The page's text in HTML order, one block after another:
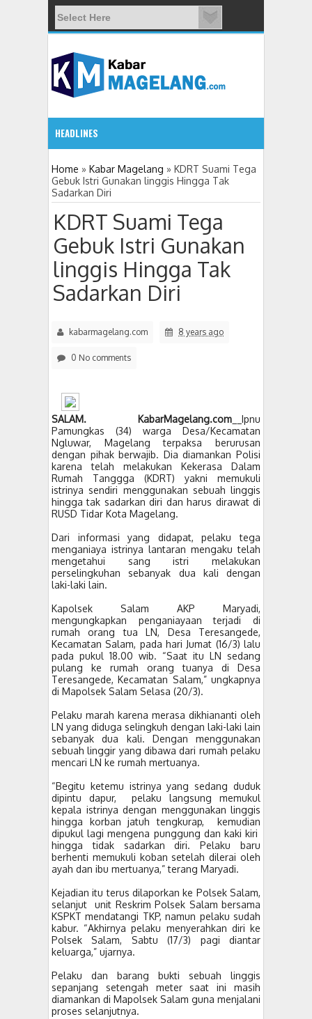
HEADLINES
09:08 AM
Wali Kota Magelang: Warga Bukan Sekadar Objek Pe
Home » Kabar Magelang » KDRT Suami Tega
Gebuk Istri Gunakan linggis Hingga Tak
Sadarkan Diri
KDRT Suami Tega
Gebuk Istri Gunakan
linggis Hingga Tak
Sadarkan Diri
kabarmagelang.com 8 years ago
0 No comments
SALAM. KabarMagelang.com __Ipnu
Pamungkas (34) warga Desa/Kecamatan
Ngluwar, Magelang terpaksa berurusan
dengan pihak berwajib. Dia diamankan Polisi
karena telah melakukan Kekerasa Dalam
Rumah Tanggga (KDRT) yakni memukuli
istrinya sendiri menggunakan sebuah linggis
hingga tak sadarkan diri dan harus dirawat di
RUSD Tidar Kota Magelang.
Dari informasi yang didapat, pelaku tega
menganiaya istrinya lantaran mengaku telah
mengetahui sang istri melakukan
perselingkuhan sebanyak dua kali dengan
laki-laki lain.
Kapolsek Salam AKP Maryadi,
mengungkapkan penganiayaan terjadi di
rumah orang tua LN, Desa Teresangede,
Kecamatan Salam, pada hari Jumat (16/3) lalu
pada pukul 18.00 wib. “Saat itu LN sedang
pulang ke rumah orang tuanya di Desa
Teresangede, Kecamatan Salam,” ungkapnya
di Mapolsek Salam Selasa (20/3).
Pelaku marah karena merasa dikhiananti oleh
LN yang diduga selingkuh dengan laki-laki lain
sebanyak dua kali. Dengan menggunakan
sebuah linggir yang dibawa dari rumah pelaku
mencari LN ke rumah mertuanya.
“Begitu ketemu istrinya yang sedang duduk
dipintu dapur, pelaku langsung memukul
kepala istrinya dengan menggunakan linggis
hingga korban jatuh tengkurap, kemudian
dipukul lagi mengena punggung dan kaki kiri
hingga tidak sadarkan diri. Pelaku baru
berhenti memukuli koban setelah dilerai oleh
ayah dan ibu mertuanya,” terang Maryadi.
Kejadian itu terus dilaporkan ke Polsek Salam,
selanjut unit Reskrim Polsek Salam bersama
KSPKT mendatangi TKP, namun pelaku sudah
kabur. “Akhirnya pelaku menyerahkan diri ke
Polsek Salam, Sabtu (17/3) pagi diantar
keluarga,” ujarnya.
Pelaku dan barang bukti sebuah linggis
sepanjang setengah meter saat ini masih
diamankan di Mapolsek Salam guna menjalani
proses selanjutnya.